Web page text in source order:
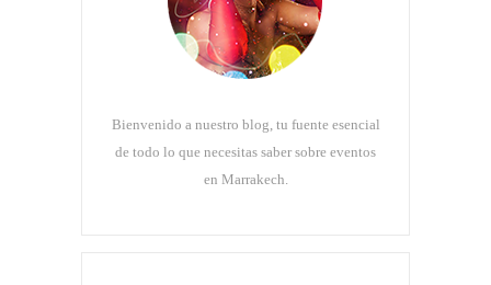
Bienvenido a nuestro blog, tu fuente esencial
de todo lo que necesitas saber sobre eventos
en Marrakech.